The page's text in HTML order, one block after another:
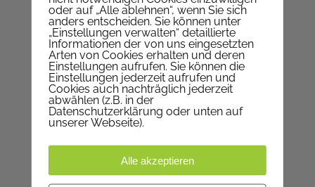
Nepomukgasse 1, 1020 Wien
Telefon +43 1 214 64 94
E-MailPfarrkanzlei
Webwww.pfarre-nepomuk.at
Auf KARTE anzeigen
WIR SIND FÜR SIE DA
oder auf „Alle ablehnen“, wenn Sie sich
anders entscheiden. Sie können unter
„Einstellungen verwalten“ detaillierte
Informationen der von uns eingesetzten
Arten von Cookies erhalten und deren
Einstellungen aufrufen. Sie können die
Einstellungen jederzeit aufrufen und
Cookies auch nachträglich jederzeit
abwählen (z.B. in der
Datenschutzerklärung oder unten auf
unserer Webseite).
Alle akzeptieren